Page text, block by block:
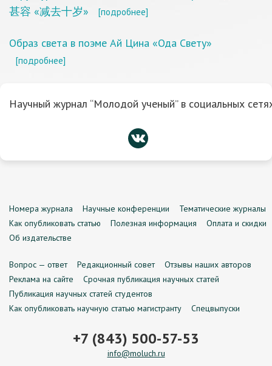
甚容 «减去十岁»
[подробнее]
Образ света в поэме Ай Цина «Ода Свету»
[подробнее]
Научный журнал “Молодой ученый” в социальных
Номера журнала Научные конференции
Тематические журналы
Как опубликовать статью
Полезная информация
Оплата и скидки
Об издательстве
Вопрос — ответ Редакционный совет
Отзывы наших авторов
Реклама на сайте
Срочная публикация научных статей
Публикация научных статей студентов
Как опубликовать научную статью магистранту
Спецвыпуски
+7 (843) 500-57-53
info@moluch.ru